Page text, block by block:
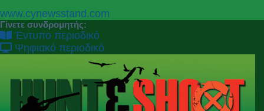
P
r
e
v
N
e
x
t
www.cynewsstand.com
Γίνετε συνδρομητής:
Έντυπο περιοδικό
Ψηφιακό περιοδικό